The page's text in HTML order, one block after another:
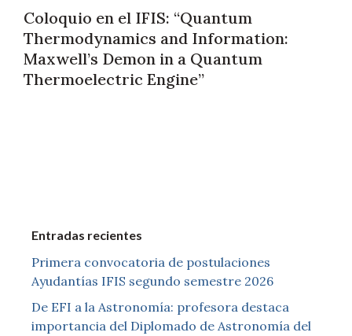
Coloquio en el IFIS: “Quantum
Thermodynamics and Information:
Maxwell’s Demon in a Quantum
Thermoelectric Engine”
Entradas recientes
Primera convocatoria de postulaciones
Ayudantías IFIS segundo semestre 2026
De EFI a la Astronomía: profesora destaca
importancia del Diplomado de Astronomía del